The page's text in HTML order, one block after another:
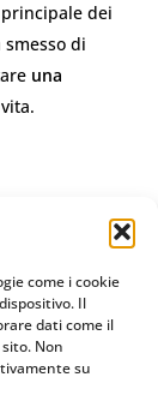
come i cookie
Il
dati come il
Non
su
dei
di
una
di alta
la
più